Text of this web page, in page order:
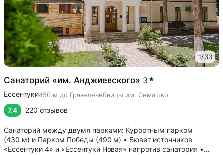
1/33
Санаторий «им. Анджиевского» 3
Ессентуки450 м до Грязелечебницы им. Семашко
7.4 220 отзывов
Санаторий между двумя парками: Курортным парком
(430 м) и Парком Победы (490 м) • Бювет источников
«Ессентуки 4» и «Ессентуки Новая» напротив санатория •